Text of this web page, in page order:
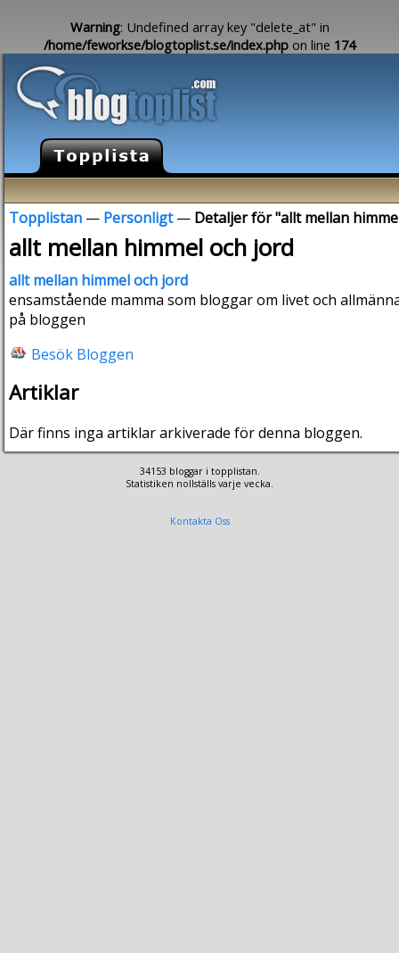
Warning: Undefined array key "delete_at" in
/home/feworkse/blogtoplist.se/index.php on line 174
Topplistan — Personligt— Detaljer för "allt mellan
allt mellan himmel och jord
allt mellan himmel och jord
ensamstående mamma som bloggar om livet och
på bloggen
Besök Bloggen
Artiklar
Där finns inga artiklar arkiverade för denna bloggen.
34153 bloggar i topplistan.
Statistiken nollställs varje vecka.
Kontakta Oss